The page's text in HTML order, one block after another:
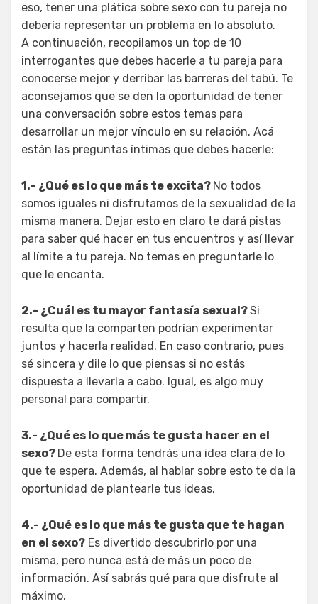
eso, tener una plática sobre sexo con tu pareja no
debería representar un problema en lo absoluto.
A continuación, recopilamos un top de 10
interrogantes que debes hacerle a tu pareja para
conocerse mejor y derribar las barreras del tabú. Te
aconsejamos que se den la oportunidad de tener
una conversación sobre estos temas para
desarrollar un mejor vínculo en su relación. Acá
están las preguntas íntimas que debes hacerle:
1.- ¿Qué es lo que más te excita? No todos
somos iguales ni disfrutamos de la sexualidad de la
misma manera. Dejar esto en claro te dará pistas
para saber qué hacer en tus encuentros y así llevar
al límite a tu pareja. No temas en preguntarle lo
que le encanta.
2.- ¿Cuál es tu mayor fantasía sexual?Si
resulta que la comparten podrían experimentar
juntos y hacerla realidad. En caso contrario, pues
sé sincera y dile lo que piensas si no estás
dispuesta a llevarla a cabo. Igual, es algo muy
personal para compartir.
3.- ¿Qué es lo que más te gusta hacer en el
sexo? De esta forma tendrás una idea clara de lo
que te espera. Además, al hablar sobre esto te da la
oportunidad de plantearle tus ideas.
4.- ¿Qué es lo que más te gusta que te hagan
en el sexo? Es divertido descubrirlo por una
misma, pero nunca está de más un poco de
información. Así sabrás qué para que disfrute al
máximo.